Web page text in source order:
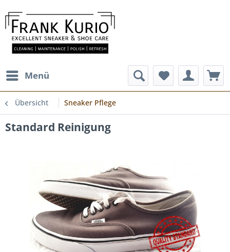
Menü
Übersicht Sneaker Pflege
Standard Reinigung